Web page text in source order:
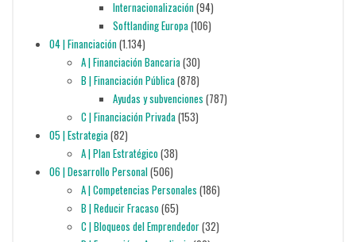
Internacionalización(94)
Softlanding Europa(106)
04 | Financiación(1.134)
A | Financiación Bancaria(30)
B | Financiación Pública(878)
Ayudas y subvenciones (787)
C | Financiación Privada(153)
05 | Estrategia(82)
A | Plan Estratégico(38)
06 | Desarrollo Personal(506)
A | Competencias Personales (186)
B | Reducir Fracaso(65)
C | Bloqueos del Emprendedor(32)